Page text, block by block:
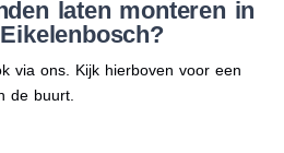
laten monteren in
via ons. Kijk hierboven voor een
de buurt.